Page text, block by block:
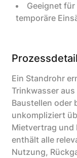
Geeignet
temporäre
Ein Standrohr
Trinkwasser
Baustellen oder
unkompliziert
Mietvertrag und
enthält alle
Nutzung,